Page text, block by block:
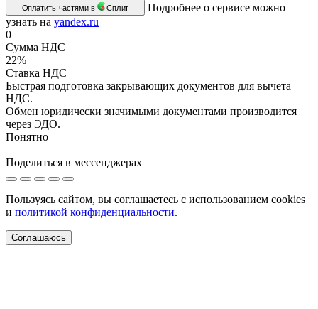
Оплатить частями в Сплит
Подробнее о сервисе можно
узнать на yandex.ru
0
Сумма НДС
22%
Ставка НДС
Быстрая подготовка закрывающих документов для вычета
НДС.
Обмен юридически значимыми документами производится
через ЭДО.
Понятно
Поделиться в мессенджерах
Пользуясь сайтом, вы соглашаетесь с использованием cookies
и политикой конфиденциальности.
Соглашаюсь